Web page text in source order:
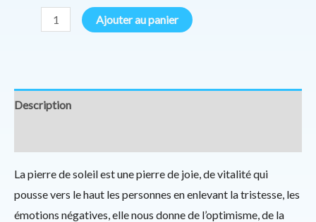
Ajouter au panier
Description
La pierre de soleil est une pierre de joie, de vitalité qui
pousse vers le haut les personnes en enlevant la tristesse, les
émotions négatives, elle nous donne de l’optimisme, de la